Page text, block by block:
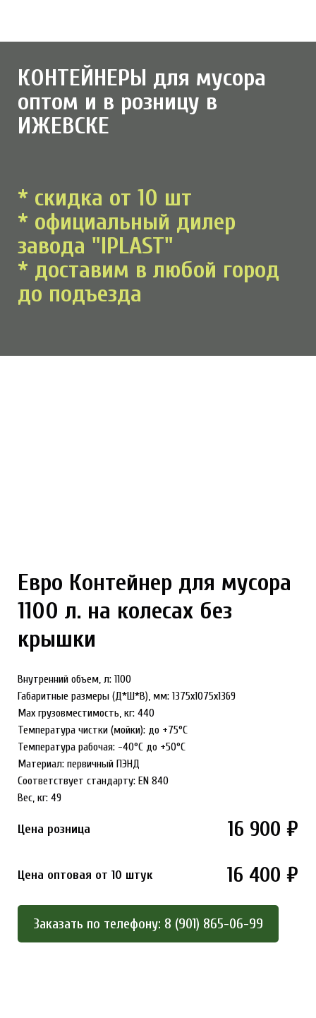
КОНТЕЙНЕРЫ для мусора
оптом и в розницу в
ИЖЕВСКЕ
* скидка от 10 шт
* официальный дилер
завода "IPLAST"
* доставим в любой город
до подъезда
Евро Контейнер для мусора
1100 л. на колесах без
крышки
Внутренний объем, л: 1100
Габаритные размеры (Д*Ш*В), мм: 1375х1075х1369
Max грузовместимость, кг: 440
Температура чистки (мойки): до +75°С
Температура рабочая: -40°С до +50°С
Материал: первичный ПЭНД
Соответствует стандарту: EN 840
Вес, кг: 49
Цена розница 16 900 ₽
Цена оптовая от 10 штук 16 400 ₽
Заказать по телефону: 8 (901) 865-06-99